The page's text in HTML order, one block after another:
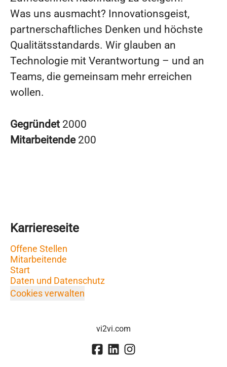
Was uns ausmacht? Innovationsgeist,
partnerschaftliches Denken und höchste
Qualitätsstandards. Wir glauben an
Technologie mit Verantwortung – und an
Teams, die gemeinsam mehr erreichen
wollen.
Gegründet 2000
Mitarbeitende 200
Karriereseite
Offene Stellen
Mitarbeitende
Start
Daten und Datenschutz
Cookies verwalten
vi2vi.com